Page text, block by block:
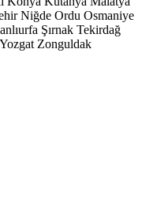
Niğde Ordu Osmaniye
Şırnak Tekirdağ
Yozgat Zonguldak